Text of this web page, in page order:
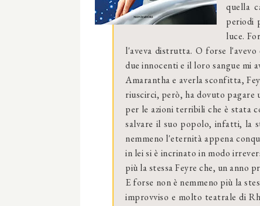
quella
periodi
luce.
l'aveva distrutta. O forse
due innocenti e il loro sangue mi
Amarantha e averla sconfitta,
riuscirci, però, ha dovuto pagare
per le azioni terribili che è stata
salvare il suo popolo, infatti, la
nemmeno l'eternità appena
in lei si è incrinato in modo
più la stessa Feyre che, un anno
E forse non è nemmeno più la
improvviso e molto teatrale di